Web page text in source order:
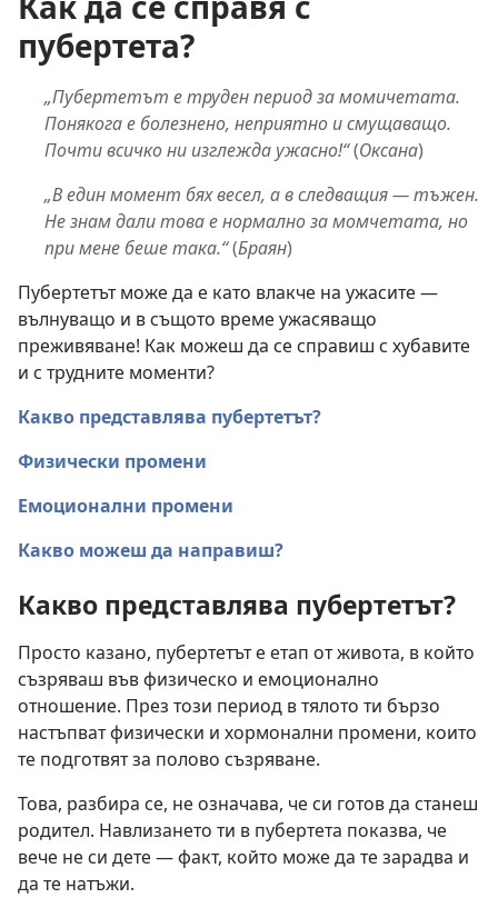
пубертета?
„Пубертетът е труден период за момичетата.
Понякога е болезнено, неприятно и смущаващо.
Почти всичко ни изглежда ужасно!“(Оксана)
„В един момент бях весел, а в следващия — тъжен.
Не знам дали това е нормално за момчетата, но
при мене беше така.“(Браян)
Пубертетът може да е като влакче на ужасите —
вълнуващо и в същото време ужасяващо
преживяване! Как можеш да се справиш с хубавите
и с трудните моменти?
Какво представлява пубертетът?
Физически промени
Емоционални промени
Какво можеш да направиш?
Какво представлява пубертетът?
Просто казано, пубертетът е етап от живота, в който
съзряваш във физическо и емоционално
отношение. През този период в тялото ти бързо
настъпват физически и хормонални промени, които
те подготвят за полово съзряване.
Това, разбира се, не означава, че си готов да станеш
родител. Навлизането ти в пубертета показва, че
вече не си дете — факт, който може да те зарадва и
да те натъжи.